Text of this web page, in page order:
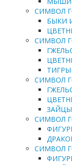
СИМВОЛ
БЫКИ
СИМВОЛ
СИМВОЛ
СИМВОЛ
СИМВОЛ